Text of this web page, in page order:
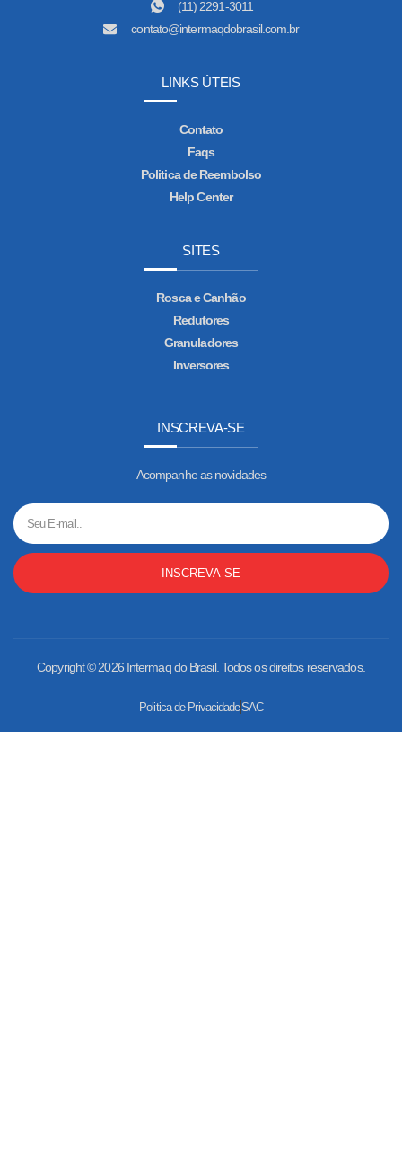
(11) 2291-3011
contato@intermaqdobrasil.com.br
LINKS ÚTEIS
Contato
Faqs
Politica de Reembolso
Help Center
SITES
Rosca e Canhão
Redutores
Granuladores
Inversores
INSCREVA-SE
Acompanhe as novidades
INSCREVA-SE
Copyright © 2026 Intermaq do Brasil. Todos os direitos reservados.
Politica de PrivacidadeSAC